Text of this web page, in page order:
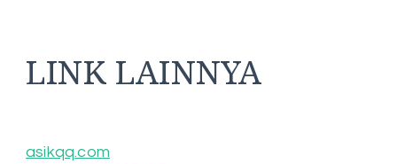
LINK LAINNYA
asikqq.com